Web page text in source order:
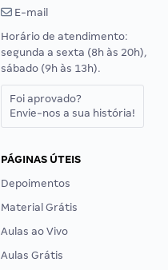
E-mail
Horário de atendimento:
segunda a sexta (8h às 20h),
sábado (9h às 13h).
Foi aprovado?
Envie-nos a sua história!
PÁGINAS ÚTEIS
Depoimentos
Material Grátis
Aulas ao Vivo
Aulas Grátis